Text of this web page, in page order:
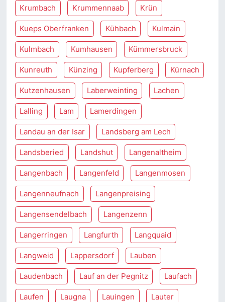
Krumbach Krummennaab Krün
Kueps Oberfranken Kühbach Kulmain
Kulmbach Kumhausen Kümmersbruck
Kunreuth Künzing Kupferberg Kürnach
Kutzenhausen Laberweinting Lachen
Lalling Lam Lamerdingen
Landau an der Isar Landsberg am Lech
Landsberied Landshut Langenaltheim
Langenbach Langenfeld Langenmosen
Langenneufnach Langenpreising
Langensendelbach Langenzenn
Langerringen Langfurth Langquaid
Langweid Lappersdorf Lauben
Laudenbach Lauf an der Pegnitz Laufach
Laufen Laugna Lauingen Lauter